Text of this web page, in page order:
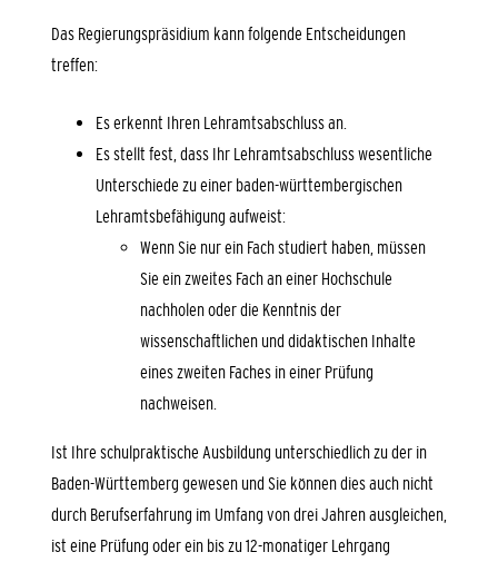
Das Regierungspräsidium kann folgende Entscheidungen
treffen:
Es erkennt Ihren Lehramtsabschluss an.
Es stellt fest, dass Ihr Lehramtsabschluss wesentliche
Unterschiede zu einer baden-württembergischen
Lehramtsbefähigung aufweist:
Wenn Sie nur ein Fach studiert haben, müssen
Sie ein zweites Fach an einer Hochschule
nachholen oder die Kenntnis der
wissenschaftlichen und didaktischen Inhalte
eines zweiten Faches in einer Prüfung
nachweisen.
Ist Ihre schulpraktische Ausbildung unterschiedlich zu der in
Baden-Württemberg gewesen und Sie können dies auch nicht
durch Berufserfahrung im Umfang von drei Jahren ausgleichen,
ist eine Prüfung oder ein bis zu 12-monatiger Lehrgang